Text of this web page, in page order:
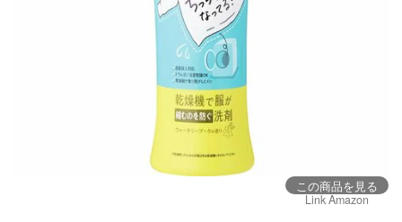
この商品を見る
Link Amazon